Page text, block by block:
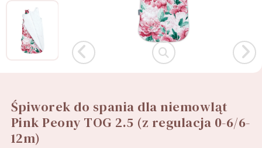
Śpiworek do spania dla niemowląt
Pink Peony TOG 2.5 (z regulacja 0-6/6-
12m)